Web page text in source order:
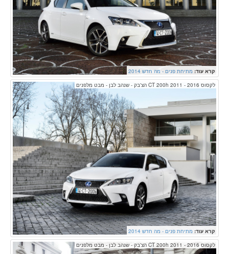
קרא עוד: מתיחת פנים - מה חדש 2014
לקסוס CT 200h 2011 - 2016 הצ'בק - שנהב לבן - מבט מלפנים
קרא עוד: מתיחת פנים - מה חדש 2014
לקסוס CT 200h 2011 - 2016 הצ'בק - שנהב לבן - מבט מלפנים